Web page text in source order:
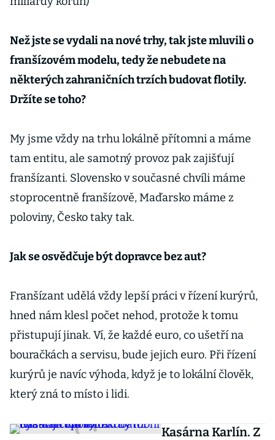
Než jste se vydali na nové trhy, tak jste mluvili o
franšízovém modelu, tedy že nebudete na
některých zahraničních trzích budovat flotily.
Držíte se toho?
My jsme vždy na trhu lokálně přítomni a máme
tam entitu, ale samotný provoz pak zajišťují
franšízanti. Slovensko v současné chvíli máme
stoprocentně franšízově, Maďarsko máme z
poloviny, Česko taky tak.
Jak se osvědčuje být dopravce bez aut?
Franšízant udělá vždy lepší práci v řízení kurýrů,
hned nám klesl počet nehod, protože k tomu
přistupují jinak. Ví, že každé euro, co ušetří na
bouračkách a servisu, bude jejich euro. Při řízení
kurýrů je navíc výhoda, když je to lokální člověk,
který zná to místo i lidi.
Kasárna Karlín. Z